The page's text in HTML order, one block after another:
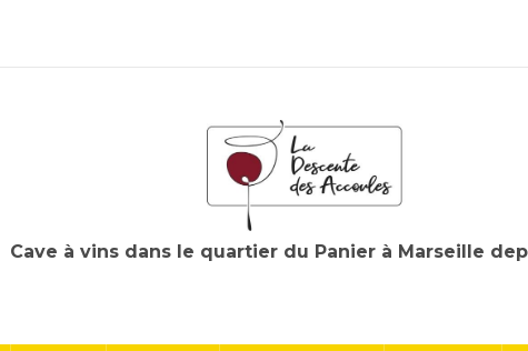
Cave à vins dans le quartier du Panier à Marseille